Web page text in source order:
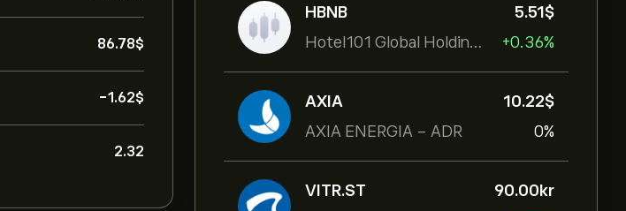
HBNB
Hotel101 Global Holdings Corp
5.51‎$‎
+0.36%
AXIA
AXIA ENERGIA - ADR
10.22‎$‎
0%
VITR.ST
90.00‎kr‎
86.78‎$‎
-1.62‎$‎
2.32